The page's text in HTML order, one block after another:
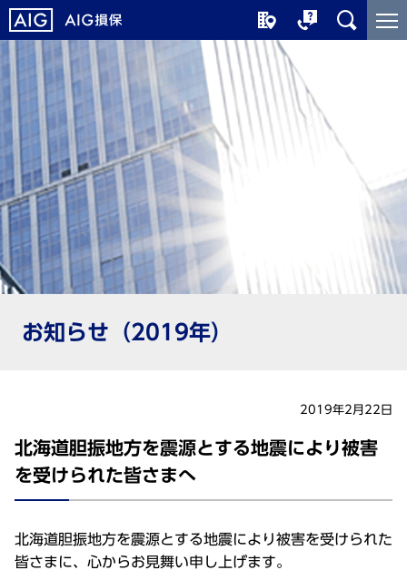
メ
イ
ン
コ
ン
テ
ン
ツ
に
ジ
ャ
ン
プ
こ
こ
か
ら
メ
イ
ン
コ
ン
テ
ン
ツ
で
お知らせ（2019年）
2019年2月22日
北海道胆振地方を震源とする地震により被害
を受けられた皆さまへ
北海道胆振地方を震源とする地震により被害を受けられた
皆さまに、心からお見舞い申し上げます。